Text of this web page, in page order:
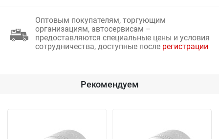
Оптовым покупателям, торгующим
организациям, автосервисам –
предоставляются специальные цены и условия
сотрудничества, доступные после регистрации
Рекомендуем